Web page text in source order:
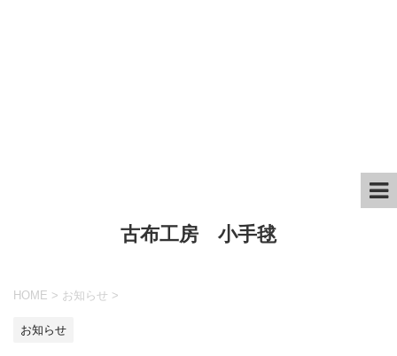
古布工房 小手毬
HOME > お知らせ >
お知らせ